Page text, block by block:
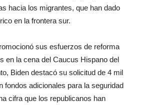
hacia los migrantes, que han dado
en la frontera sur.
sus esfuerzos de reforma
en la cena del Caucus Hispano del
Biden destacó su solicitud de 4 mil
fondos adicionales para la seguridad
cifra que los republicanos han